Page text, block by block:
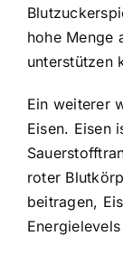
hohe Menge
unterstützen
Ein weiterer
Eisen. Eisen
roter
beitragen,